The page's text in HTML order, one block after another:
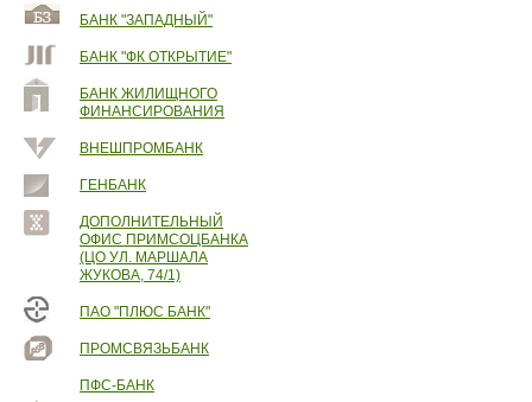
БАНК "ЗАПАДНЫЙ"
БАНК "ФК ОТКРЫТИЕ"
БАНК ЖИЛИЩНОГО
ФИНАНСИРОВАНИЯ
ВНЕШПРОМБАНК
ГЕНБАНК
ДОПОЛНИТЕЛЬНЫЙ
ОФИС ПРИМСОЦБАНКА
(ЦО УЛ. МАРШАЛА
ЖУКОВА, 74/1)
ПАО "ПЛЮС БАНК"
ПРОМСВЯЗЬБАНК
ПФС-БАНК